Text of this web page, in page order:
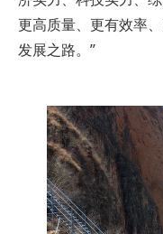
更高质量、更有效率
发展之路。”